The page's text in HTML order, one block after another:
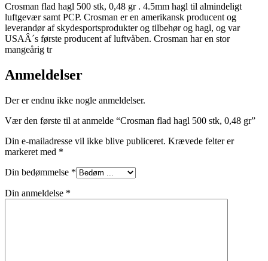
Crosman flad hagl 500 stk, 0,48 gr . 4.5mm hagl til almindeligt
luftgevær samt PCP. Crosman er en amerikansk producent og
leverandør af skydesportsprodukter og tilbehør og hagl, og var
USAÂ´s første producent af luftvåben. Crosman har en stor
mangeårig tr
Anmeldelser
Der er endnu ikke nogle anmeldelser.
Vær den første til at anmelde “Crosman flad hagl 500 stk, 0,48 gr”
Din e-mailadresse vil ikke blive publiceret. Krævede felter er
markeret med *
Din bedømmelse *
Din anmeldelse *